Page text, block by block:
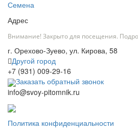
Семена
Адрес
Внимание! Закрыто для посещения.
г. Орехово-Зуево, ул. Кирова, 58
Другой город
+7 (931) 009-29-16
Заказать обратный звонок
info@svoy-pitomnik.ru
Политика конфиденциальности